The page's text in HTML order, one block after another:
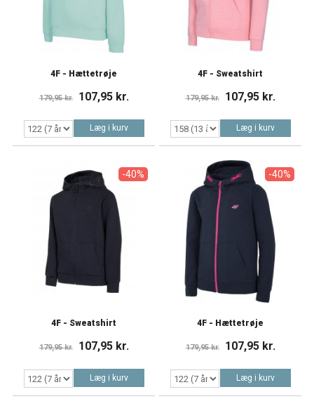
4F - Hættetrøje
179,95 kr. 107,95 kr.
Læg i kurv
4F - Sweatshirt
179,95 kr. 107,95 kr.
Læg i kurv
-40%
4F - Sweatshirt
179,95 kr. 107,95 kr.
Læg i kurv
-40%
4F - Hættetrøje
179,95 kr. 107,95 kr.
Læg i kurv